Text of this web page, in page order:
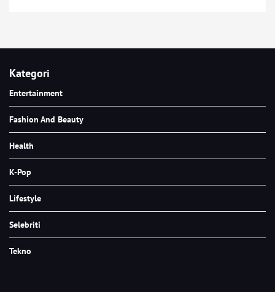
Kategori
Entertainment
Fashion And Beauty
Health
K-Pop
Lifestyle
Selebriti
Tekno